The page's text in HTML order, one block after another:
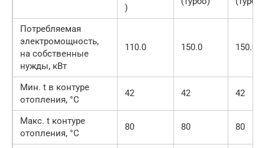
)
Потребляемая
электромощность,
на собственные
нужды, кВт
110.0 150.0 150.0
Мин. t в контуре
отопления, °С
42 42 42
Макс. t контуре
отопления, °С
80 80 80